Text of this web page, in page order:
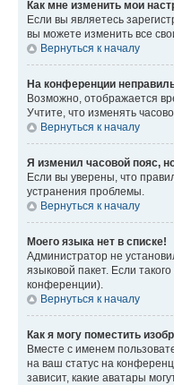
Как мне изменить мои
Если вы являетесь
вы можете изменить все
Вернуться к началу
На конференции
Возможно, отображается
Учтите, что изменять
Вернуться к началу
Я изменил часовой пояс,
Если вы уверены, что
устранения проблемы.
Вернуться к началу
Моего языка нет в списке!
Администратор не
языковой пакет. Если
конференции).
Вернуться к началу
Как я могу поместить
Вместе с именем
на ваш статус на
зависит, какие аватары